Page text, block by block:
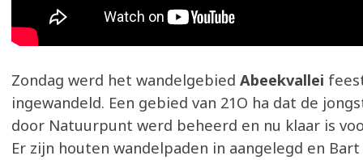
Zondag werd het wandelgebied Abeekvallei
ingewandeld. Een gebied van 21O ha dat de
door Natuurpunt werd beheerd en nu klaar is
Er zijn houten wandelpaden in aangelegd en